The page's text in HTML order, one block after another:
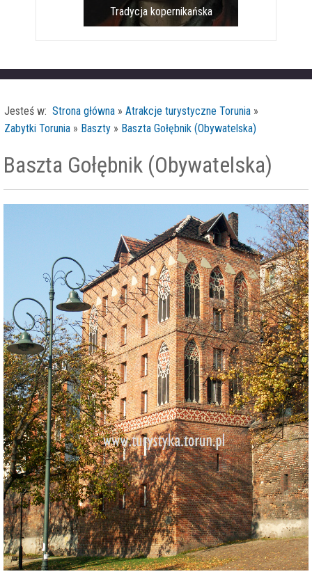
Tradycja kopernikańska
Jesteś w: Strona główna » Atrakcje turystyczne Torunia »
Zabytki Torunia » Baszty » Baszta Gołębnik (Obywatelska)
Baszta Gołębnik (Obywatelska)